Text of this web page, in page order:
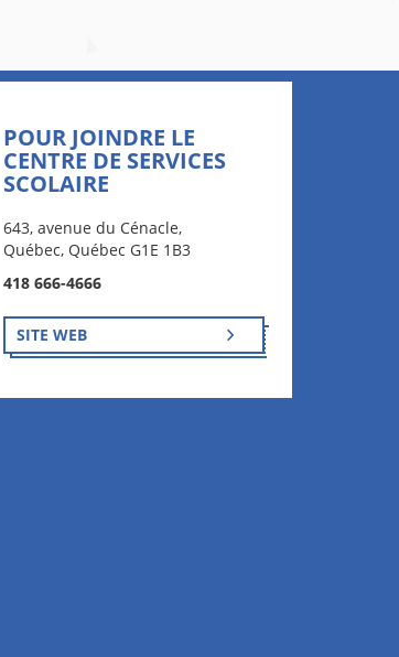
POUR JOINDRE LE
CENTRE DE SERVICES
SCOLAIRE
643, avenue du Cénacle,
Québec, Québec G1E 1B3
418 666-4666
SITE WEB